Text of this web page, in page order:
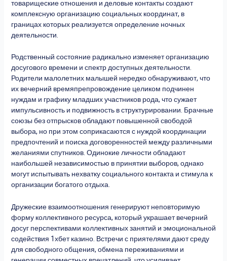
товарищеские отношения и деловые контакты создают
комплексную организацию социальных координат, в
границах которых реализуется определение ночных
деятельности.
Родственный состояние радикально изменяет организацию
досугового времени и спектр доступных деятельности.
Родители малолетних малышей нередко обнаруживают, что
их вечерний времяпрепровождение целиком подчинен
нуждам и графику младших участников рода, что сужает
импульсивность и подвижность в структурировании. Брачные
союзы без отпрысков обладают повышенной свободой
выбора, но при этом соприкасаются с нуждой координации
предпочтений и поиска договоренностей между различными
желаниями спутников. Одинокие личности обладают
наибольшей независимостью в принятии выборов, однако
могут испытывать нехватку социального контакта и стимула к
организации богатого отдыха.
Дружеские взаимоотношения генерируют неповторимую
форму коллективного ресурса, который украшает вечерний
досуг перспективами коллективных занятий и эмоциональной
содействия 1хбет казино. Встречи с приятелями дают среду
для свободного общения, обмена переживаниями и